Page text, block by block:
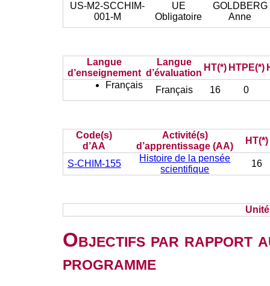
US-M2-SCCHIM-
001-M
UE
Obligatoire
GOLDBERG
Anne
Langue
d’enseignement
Langue
d’évaluation
HT(*) HTPE(*)
Français
Français 16 0
Code(s)
d’AA
Activité(s)
d’apprentissage (AA)
HT(*)
S-CHIM-155
Histoire de la pensée
scientifique
16
Objectifs par rapport
programme